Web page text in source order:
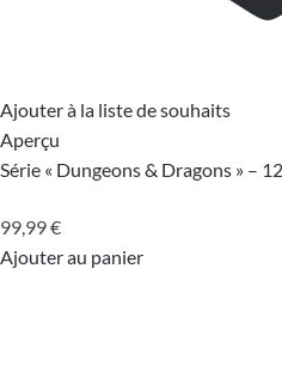
Ajouter à la liste de souhaits
Aperçu
Série « Dungeons & Dragons » –
99,99€
Ajouter au panier